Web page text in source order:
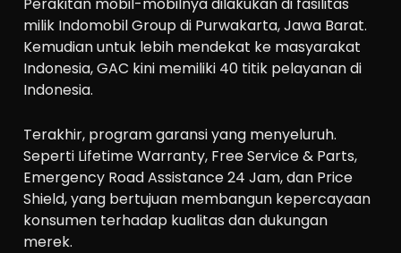
milik Indomobil Group di Purwakarta, Jawa Barat.
Kemudian untuk lebih mendekat ke masyarakat
Indonesia, GAC kini memiliki 40 titik pelayanan di
Indonesia.
Terakhir, program garansi yang menyeluruh.
Seperti Lifetime Warranty, Free Service & Parts,
Emergency Road Assistance 24 Jam, dan Price
Shield, yang bertujuan membangun kepercayaan
konsumen terhadap kualitas dan dukungan
merek.